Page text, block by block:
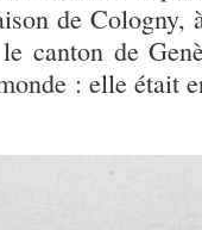
de Cologny,
canton de
: elle était